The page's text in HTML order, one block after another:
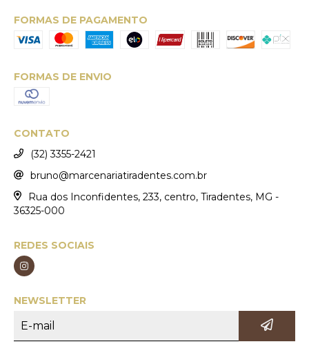
FORMAS DE PAGAMENTO
FORMAS DE ENVIO
CONTATO
(32) 3355-2421
bruno@marcenariatiradentes.com.br
Rua dos Inconfidentes, 233, centro, Tiradentes, MG -
36325-000
REDES SOCIAIS
NEWSLETTER